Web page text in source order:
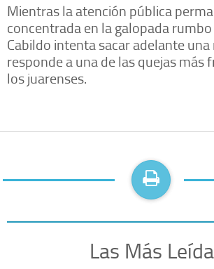
Mientras la atención pública
concentrada en la galopada
Cabildo intenta sacar adelante
responde a una de las quejas más
los juarenses.
Las Más